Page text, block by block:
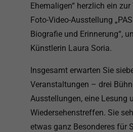
Ehemaligen“ herzlich ein
Foto-Video-Ausstellung
Biografie und Erinnerung“,
Künstlerin Laura Soria.
Insgesamt erwarten Sie
Veranstaltungen – drei
Ausstellungen, eine Lesung
Wiedersehenstreffen. Sie
etwas ganz Besonderes für